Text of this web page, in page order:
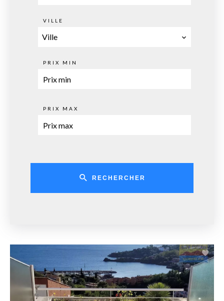
VILLE
Ville
PRIX MIN
PRIX MAX
RECHERCHER